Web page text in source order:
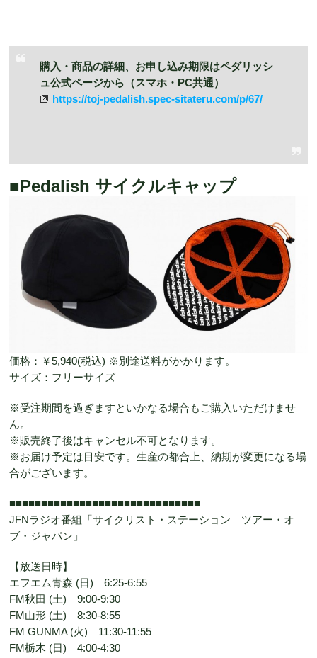
購入・商品の詳細、お申し込み期限はペダリッシ
ュ公式ページから（スマホ・PC共通）
https://toj-pedalish.spec-sitateru.com/p/67/
■Pedalish サイクルキャップ
価格：￥5,940(税込) ※別途送料がかかります。
サイズ：フリーサイズ
※受注期間を過ぎますといかなる場合もご購入いただけませ
ん。
※販売終了後はキャンセル不可となります。
※お届け予定は目安です。生産の都合上、納期が変更になる場
合がございます。
■■■■■■■■■■■■■■■■■■■■■■■■■■■■■■
JFNラジオ番組「サイクリスト・ステーション ツアー・オ
ブ・ジャパン」
【放送日時】
エフエム青森 (日) 6:25-6:55
FM秋田 (土) 9:00-9:30
FM山形 (土) 8:30-8:55
FM GUNMA (火) 11:30-11:55
FM栃木 (日) 4:00-4:30